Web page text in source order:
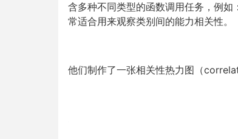
含多种不同类型的函数调用任务，例
常适合用来观察类别间的能力相关性。
他们制作了一张相关性热力图（